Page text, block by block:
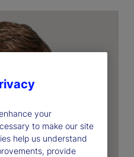
your
to make our site
help us understand
provide